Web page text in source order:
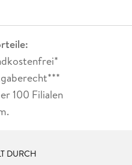
100 Filialen
DURCH